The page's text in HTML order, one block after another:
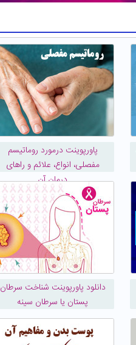
پاورپوینت درمورد روماتیسم
مفصلی، انواع، علائم و راهای
درمان آن
دانلود پاورپوینت شناخت سرطان
پستان یا سرطان سینه